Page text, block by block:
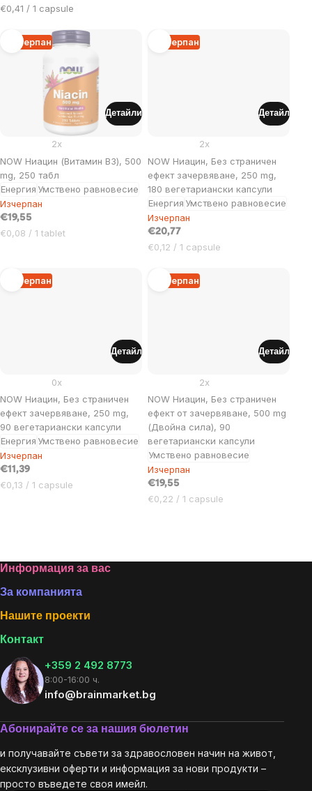
Цена
мярка:
€0,41 / 1 capsule
Изчерпан
NOW Ниацин (Витамин B3), 500
mg, 250 табл
Енергия Умствено равновесие
2x
Изчерпан
€19,55
Цена
€0,08 / 1 tablet
Детайли
Изчерпан
NOW Ниацин, Без страничен
ефект зачервяване, 250 mg,
180 вегетариански капсули
Енергия Умствено равновесие
2x
Изчерпан
€20,77
Цена
мярка:
€0,12 / 1 capsule
Детайл
Изчерпан
NOW Ниацин, Без страничен
ефект зачервяване, 250 mg,
90 вегетариански капсули
Енергия Умствено равновесие
0x
Изчерпан
€11,39
Цена
€0,13 / 1 capsule
Детайл
Изчерпан
NOW Ниацин, Без страничен
ефект от зачервяване, 500 mg
(Двойна сила), 90
вегетариански капсули
Умствено равновесие
2x
Изчерпан
€19,55
Цена
€0,22 / 1 capsule
Детайл
controls
Footer
Информация за вас
За компанията
Нашите проекти
Контакт
+359 2 492 8773
8:00-16:00 ч.
info@brainmarket.bg
Абонирайте се за нашия бюлетин
и получавайте съвети за здравословен начин на живот,
ексклузивни оферти и информация за нови продукти –
просто въведете своя имейл.